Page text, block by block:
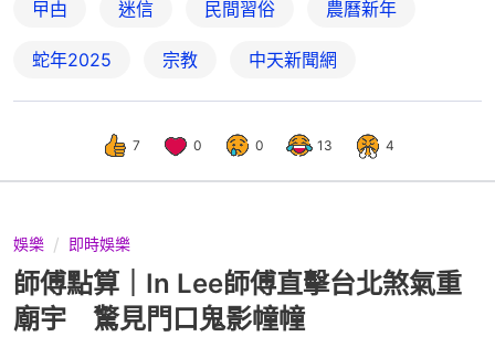
曱甴 迷信 民間習俗 農曆新年
蛇年2025 宗教 中天新聞網
7 0 0 13 4
娛樂 即時娛樂
師傅點算｜In Lee師傅直擊台北煞氣重
廟宇 驚見門口鬼影幢幢